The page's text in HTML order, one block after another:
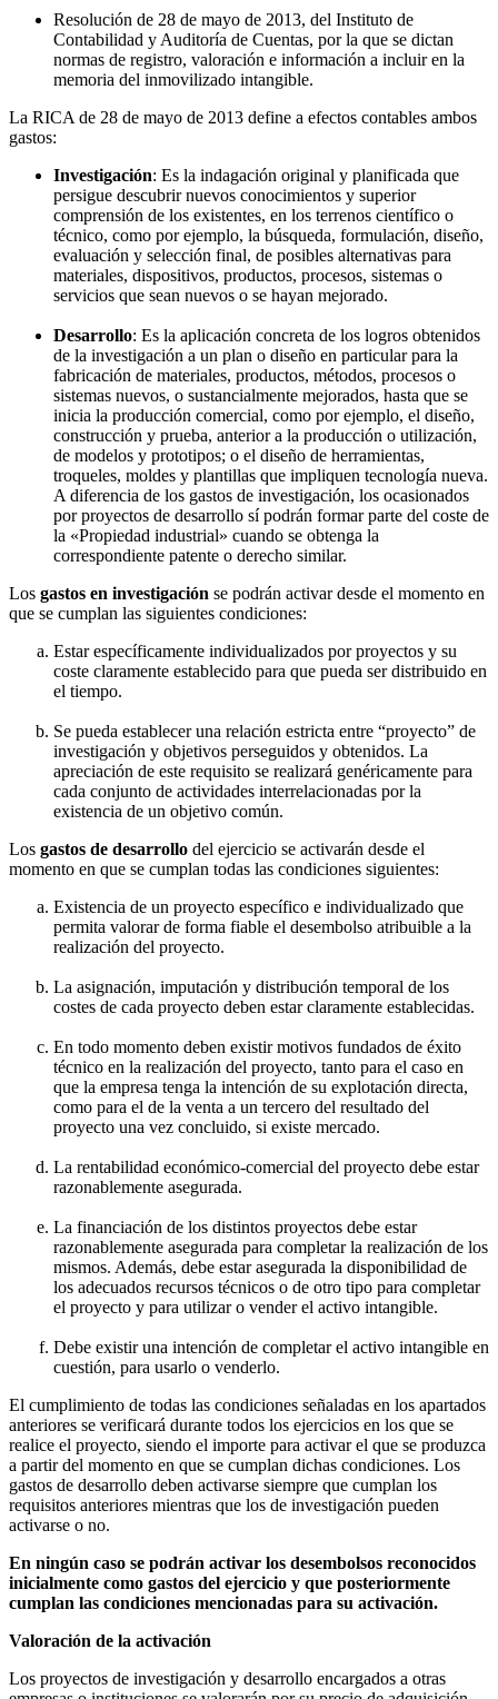
Resolución de 28 de mayo de 2013, del Instituto de
Contabilidad y Auditoría de Cuentas, por la que se dictan
normas de registro, valoración e información a incluir en la
memoria del inmovilizado intangible.
La RICA de 28 de mayo de 2013 define a efectos contables ambos
gastos:
Investigación: Es la indagación original y planificada que
persigue descubrir nuevos conocimientos y superior
comprensión de los existentes, en los terrenos científico o
técnico, como por ejemplo, la búsqueda, formulación, diseño,
evaluación y selección final, de posibles alternativas para
materiales, dispositivos, productos, procesos, sistemas o
servicios que sean nuevos o se hayan mejorado.
Desarrollo: Es la aplicación concreta de los logros obtenidos
de la investigación a un plan o diseño en particular para la
fabricación de materiales, productos, métodos, procesos o
sistemas nuevos, o sustancialmente mejorados, hasta que se
inicia la producción comercial, como por ejemplo, el diseño,
construcción y prueba, anterior a la producción o utilización,
de modelos y prototipos; o el diseño de herramientas,
troqueles, moldes y plantillas que impliquen tecnología nueva.
A diferencia de los gastos de investigación, los ocasionados
por proyectos de desarrollo sí podrán formar parte del coste de
la «Propiedad industrial» cuando se obtenga la
correspondiente patente o derecho similar.
Los gastos en investigación se podrán activar desde el momento en
que se cumplan las siguientes condiciones:
Estar específicamente individualizados por proyectos y su
coste claramente establecido para que pueda ser distribuido en
el tiempo.
Se pueda establecer una relación estricta entre “proyecto” de
investigación y objetivos perseguidos y obtenidos. La
apreciación de este requisito se realizará genéricamente para
cada conjunto de actividades interrelacionadas por la
existencia de un objetivo común.
Los gastos de desarrollo del ejercicio se activarán desde el
momento en que se cumplan todas las condiciones siguientes:
Existencia de un proyecto específico e individualizado que
permita valorar de forma fiable el desembolso atribuible a la
realización del proyecto.
La asignación, imputación y distribución temporal de los
costes de cada proyecto deben estar claramente establecidas.
En todo momento deben existir motivos fundados de éxito
técnico en la realización del proyecto, tanto para el caso en
que la empresa tenga la intención de su explotación directa,
como para el de la venta a un tercero del resultado del
proyecto una vez concluido, si existe mercado.
La rentabilidad económico-comercial del proyecto debe estar
razonablemente asegurada.
La financiación de los distintos proyectos debe estar
razonablemente asegurada para completar la realización de los
mismos. Además, debe estar asegurada la disponibilidad de
los adecuados recursos técnicos o de otro tipo para completar
el proyecto y para utilizar o vender el activo intangible.
Debe existir una intención de completar el activo intangible en
cuestión, para usarlo o venderlo.
El cumplimiento de todas las condiciones señaladas en los apartados
anteriores se verificará durante todos los ejercicios en los que se
realice el proyecto, siendo el importe para activar el que se produzca
a partir del momento en que se cumplan dichas condiciones. Los
gastos de desarrollo deben activarse siempre que cumplan los
requisitos anteriores mientras que los de investigación pueden
activarse o no.
En ningún caso se podrán activar los desembolsos reconocidos
inicialmente como gastos del ejercicio y que posteriormente
cumplan las condiciones mencionadas para su activación.
Valoración de la activación
Los proyectos de investigación y desarrollo encargados a otras